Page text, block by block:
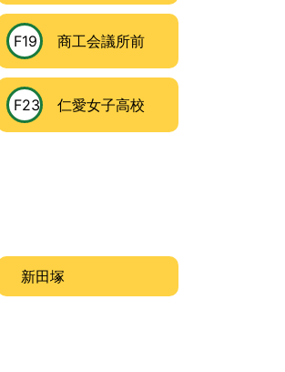
F19 商工会議所前
F23 仁愛女子高校
新田塚